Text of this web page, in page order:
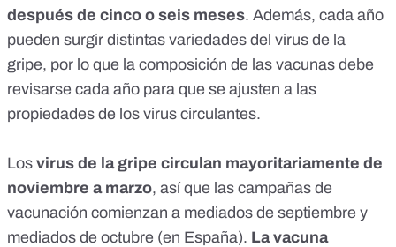
después de cinco o seis meses. Además, cada año
pueden surgir distintas variedades del virus de la
gripe, por lo que la composición de las vacunas debe
revisarse cada año para que se ajusten a las
propiedades de los virus circulantes.
Los virus de la gripe circulan mayoritariamente de
noviembre a marzo, así que las campañas de
vacunación comienzan a mediados de septiembre y
mediados de octubre (en España). La vacuna